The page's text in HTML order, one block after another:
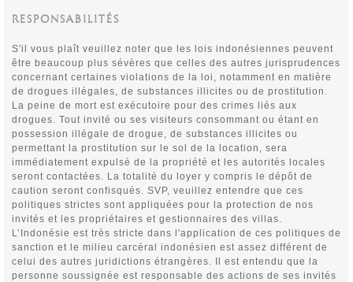
RESPONSABILITÉS
S'il vous plaît veuillez noter que les lois indonésiennes peuvent
être beaucoup plus sévères que celles des autres jurisprudences
concernant certaines violations de la loi, notamment en matière
de drogues illégales, de substances illicites ou de prostitution.
La peine de mort est exécutoire pour des crimes liés aux
drogues. Tout invité ou ses visiteurs consommant ou étant en
possession illégale de drogue, de substances illicites ou
permettant la prostitution sur le sol de la location, sera
immédiatement expulsé de la propriété et les autorités locales
seront contactées. La totalité du loyer y compris le dépôt de
caution seront confisqués. SVP, veuillez entendre que ces
politiques strictes sont appliquées pour la protection de nos
invités et les propriétaires et gestionnaires des villas.
L’Indonésie est très stricte dans l'application de ces politiques de
sanction et le milieu carcéral indonésien est assez différent de
celui des autres juridictions étrangères. Il est entendu que la
personne soussignée est responsable des actions de ses invités